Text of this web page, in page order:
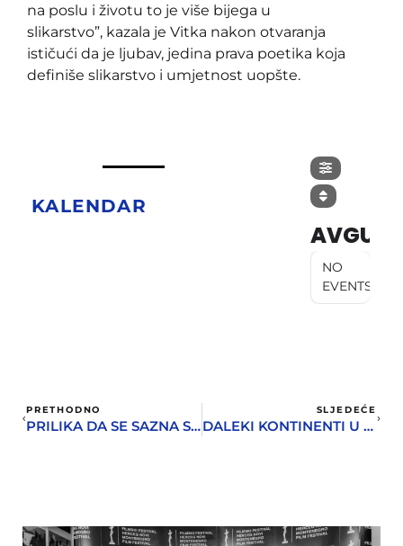
na poslu i životu to je više bijega u
slikarstvo”, kazala je Vitka nakon otvaranja
ističući da je ljubav, jedina prava poetika koja
definiše slikarstvo i umjetnost uopšte.
KALENDAR
AVGUST
NO
EVENTS
PRETHODNO
PRILIKA DA SE SAZNA SVE O DŽONIJU
SLJEDEĆE
DALEKI KONTINENTI U HERCEGNOVSKIM KLUB BIOSKOPIMA